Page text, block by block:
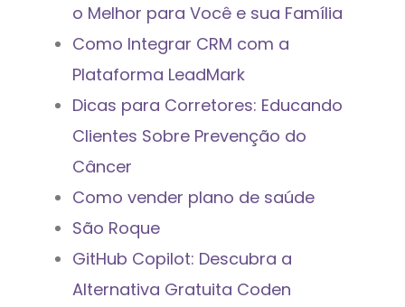
o Melhor para Você e sua Família
Como Integrar CRM com a
Plataforma LeadMark
Dicas para Corretores: Educando
Clientes Sobre Prevenção do
Câncer
Como vender plano de saúde
São Roque
GitHub Copilot: Descubra a
Alternativa Gratuita Coden